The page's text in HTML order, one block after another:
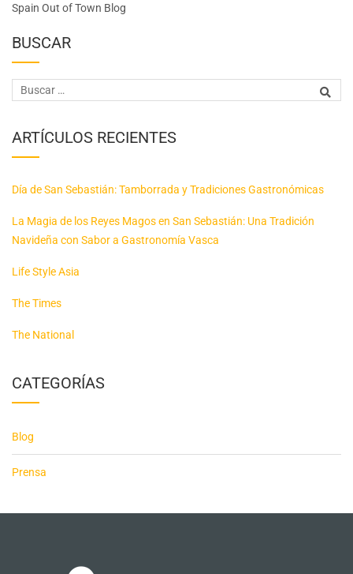
Spain Out of Town Blog
BUSCAR
ARTÍCULOS RECIENTES
Día de San Sebastián: Tamborrada y Tradiciones Gastronómicas
La Magia de los Reyes Magos en San Sebastián: Una Tradición
Navideña con Sabor a Gastronomía Vasca
Life Style Asia
The Times
The National
CATEGORÍAS
Blog
Prensa